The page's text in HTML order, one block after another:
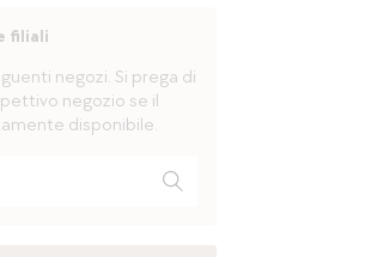
filiali
negozi. Si prega di
negozio se il
disponibile.